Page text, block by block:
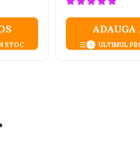
STOC
ADAUGA
ULTIMUL